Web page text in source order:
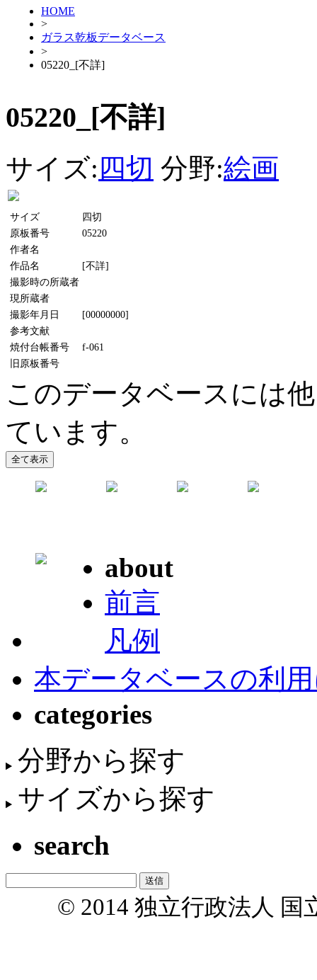
HOME
>
ガラス乾板データベース
>
05220_[不詳]
05220_[不詳]
サイズ: 四切 分野:絵画
サイズ
四切
原板番号
05220
作者名
作品名
[不詳]
撮影時の所蔵者
現所蔵者
撮影年月日
[00000000]
参考文献
焼付台帳番号
f-061
旧原板番号
このデータベースには
ています。
about
前言
凡例
本データベースの利
categories
分野から探す
サイズから探す
search
© 2014 独立行政法人 国